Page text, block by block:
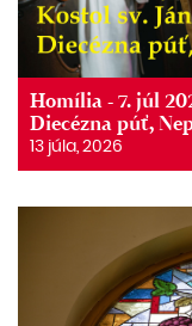
Homília - 7. júl
Diecézna púť,
13 júla, 2026